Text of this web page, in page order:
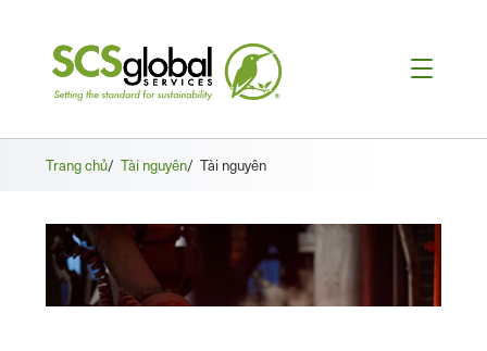
Trang chủ/ Tài nguyên/ Tài nguyên